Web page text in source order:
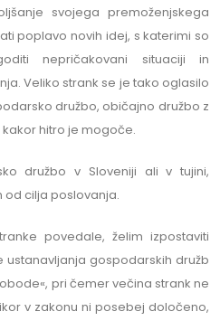
svojega premoženjskega
poplavo novih idej, s katerimi so
nepričakovani situaciji in
Veliko strank se je tako oglasilo
družbo, običajno družbo z
hitro je mogoče.
družbo v Sloveniji ali v tujini,
od cilja poslovanja.
povedale, želim izpostaviti
gospodarskih družb
pri čemer večina strank ne
v zakonu ni posebej določeno,